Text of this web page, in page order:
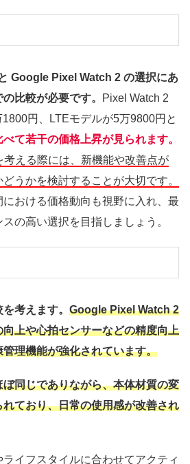
Google Pixel Watch 2 の選択にあ
比較が必要です。
Pixel Watch 2
円、LTEモデルが5万9800円と
て若干の価格上昇が見られます。
考える際には、新機能や改善点が
うかを検討することが大切です。
おける価格動向も視野に入れ、最
の高い選択を目指しましょう。
考えます。 Google Pixel Watch 2
上や心拍センサーなどの精度向上
理機能が強化されています。
同じでありながら、本体材質の変
ており、日常の使用感が改善され
イフスタイルに合わせてアクティ